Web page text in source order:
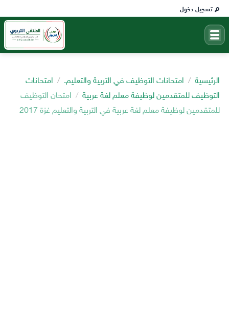
تسجيل دخول
الرئيسية امتحانات التوظيف في التربية والتعليم.
امتحانات
التوظيف للمتقدمين لوظيفة معلم لغة عربية
امتحان التوظيف
للمتقدمين لوظيفة معلم لغة عربية في التربية والتعليم غزة 2017